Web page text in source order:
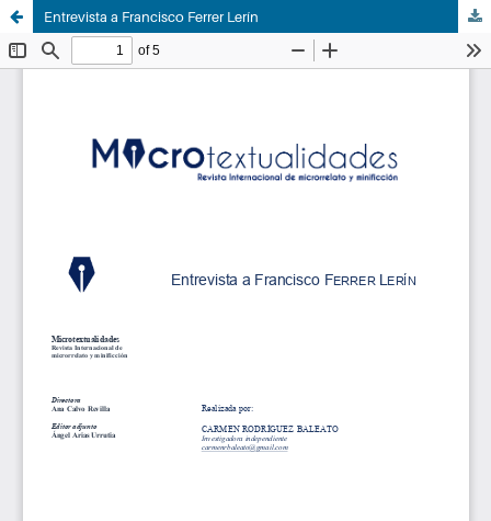
Entrevista a Francisco Ferrer Lerín